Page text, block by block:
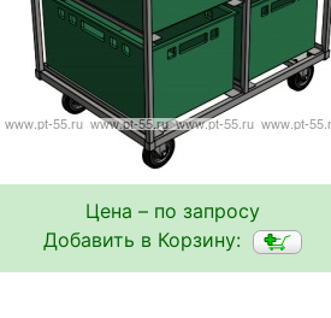
Цена – по запросу
Добавить в Корзину: